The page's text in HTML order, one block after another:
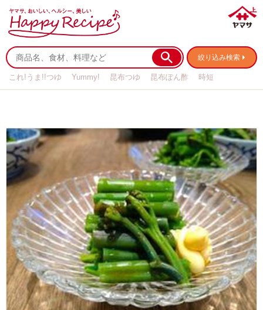
絞り込み検索
これ!うま!!つゆ Yummy! 昆布つゆ 昆布ぽん酢
時短